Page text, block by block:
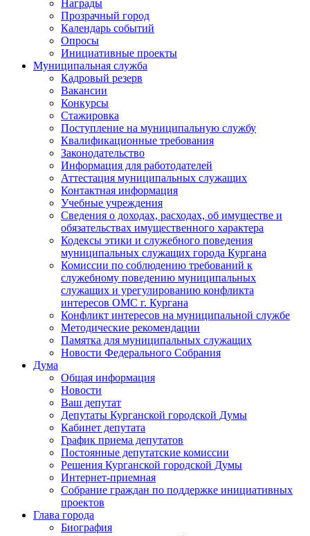
Награды
Прозрачный город
Календарь событий
Опросы
Инициативные проекты
Муниципальная служба
Кадровый резерв
Вакансии
Конкурсы
Стажировка
Поступление на муниципальную службу
Квалификационные требования
Законодательство
Информация для работодателей
Аттестация муниципальных служащих
Контактная информация
Учебные учреждения
Сведения о доходах, расходах, об имуществе и
обязательствах имущественного характера
Кодексы этики и служебного поведения
муниципальных служащих города Кургана
Комиссии по соблюдению требований к
служебному поведению муниципальных
служащих и урегулированию конфликта
интересов ОМС г. Кургана
Конфликт интересов на муниципальной службе
Методические рекомендации
Памятка для муниципальных служащих
Новости Федерального Cобрания
Дума
Общая информация
Новости
Ваш депутат
Депутаты Курганской городской Думы
Кабинет депутата
График приема депутатов
Постоянные депутатские комиссии
Решения Курганской городской Думы
Интернет-приемная
Собрание граждан по поддержке инициативных
проектов
Глава города
Биография